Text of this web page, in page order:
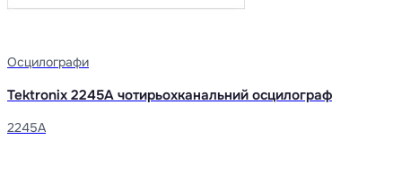
Осцилографи
Tektronix 2245A чотирьохканальний осцилограф
2245A